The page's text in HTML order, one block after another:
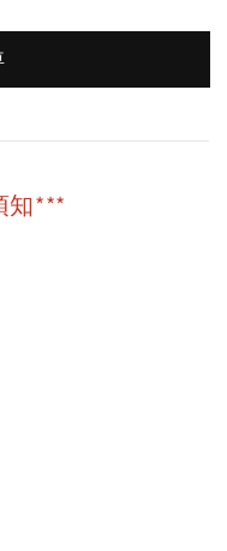
知***